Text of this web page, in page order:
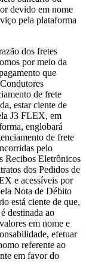
devido em nome
pela plataforma
dos fretes
por meio da
que
de frete
estar ciente de
J3 FLEX, em
englobará
de frete
pelo
Recibos Eletrônicos
dos Pedidos de
e acessíveis por
Nota de Débito
está ciente de que,
destinada ao
em nome e
efetuar
referente ao
em favor do